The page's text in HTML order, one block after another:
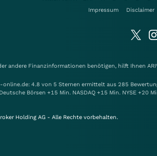
Impressum
Disclaimer
andere Finanzinformationen benötigen, hilft Ihnen
online.de: 4.8 von 5 Sternen ermittelt aus 285
Börsen +15 Min. NASDAQ +15 Min. NYSE +20
Holding AG - Alle Rechte vorbehalten.